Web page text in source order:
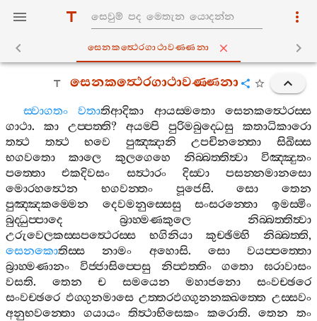
සෙනකත්‍ථෙරගාථාවණ‍්ණනා
සෙනකත්‍ථෙරගාථාවණ‍්ණනා
ස‍්වාගතං වතාතිආදිකා ආයස‍්මතො
සෙනකත්‍ථෙරස‍්ස
ගාථා. කා උප‍්පත‍්ති? අයම‍්පි පුරිමබුද‍්ධෙසු
කතාධිකාරො
තත්‍ථ
තත්‍ථ භවෙ පුඤ‍්ඤානි උපචිනන‍්තො
සිඛිස‍්ස
භගවතො
කාලෙ කුලගෙහෙ නිබ‍්බත‍්තිත්‍වා
විඤ‍්ඤුතං
පත‍්තො
එකදිවසං සත්‍ථාරං දිස‍්වා
පසන‍්නමානසො
මොරහත්‍ථෙන
භගවන‍්තං පූජෙසි.සො
තෙන
පුඤ‍්ඤකම‍්මෙන
දෙවමනුස‍්සෙසු සංසරන‍්තො
ඉමස‍්මිං
බුද‍්ධුප‍්පාදෙ
බ්‍රාහ‍්මණකුලෙ
නිබ‍්බත‍්තිත්‍වා
උරුවෙලකස‍්සපත්‍ථෙරස‍්ස
භගිනියා කුච‍්ඡිම‍්හි නිබ‍්බත‍්ති,
සෙනකොතිස‍්ස නාමං අහොසි. සො
වයප‍්පත‍්තො
බ්‍රාහ‍්මණානං
විජ‍්ජාසිප‍්පෙසු නිප‍්ඵත‍්තිං ගතො
ඝරාවාසං
වසති. තෙන ච සමයෙන මහාජනො
සංවච‍්ඡරෙ
සංවච‍්ඡරෙ ඵග‍්ගුනමාසෙ උත‍්තරඵග‍්ගුනනක‍්ඛත‍්තෙ උස‍්සවං
අනුභවන‍්තො
ගයායං තිත්‍ථාභිසෙකං කරොති.තෙන
තං